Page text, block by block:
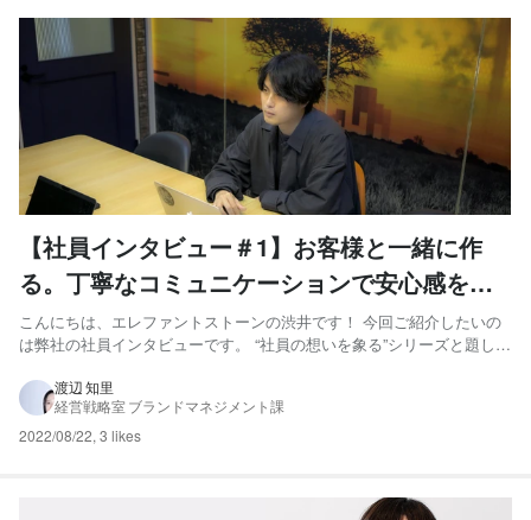
【社員インタビュー＃1】お客様と一緒に作
る。丁寧なコミュニケーションで安心感を与
えられるディレクターに
こんにちは、エレファントストーンの渋井です！ 今回ご紹介したいの
は弊社の社員インタビューです。 “社員の想いを象る”シリーズと題して
クターの奥野さんにインタビューしました。 普段の制作で大切にして
いることや、最近制作した映像のこだわりなどをご紹介します...
渡辺 知里
経営戦略室 ブランドマネジメント課
2022/08/22, 3 likes